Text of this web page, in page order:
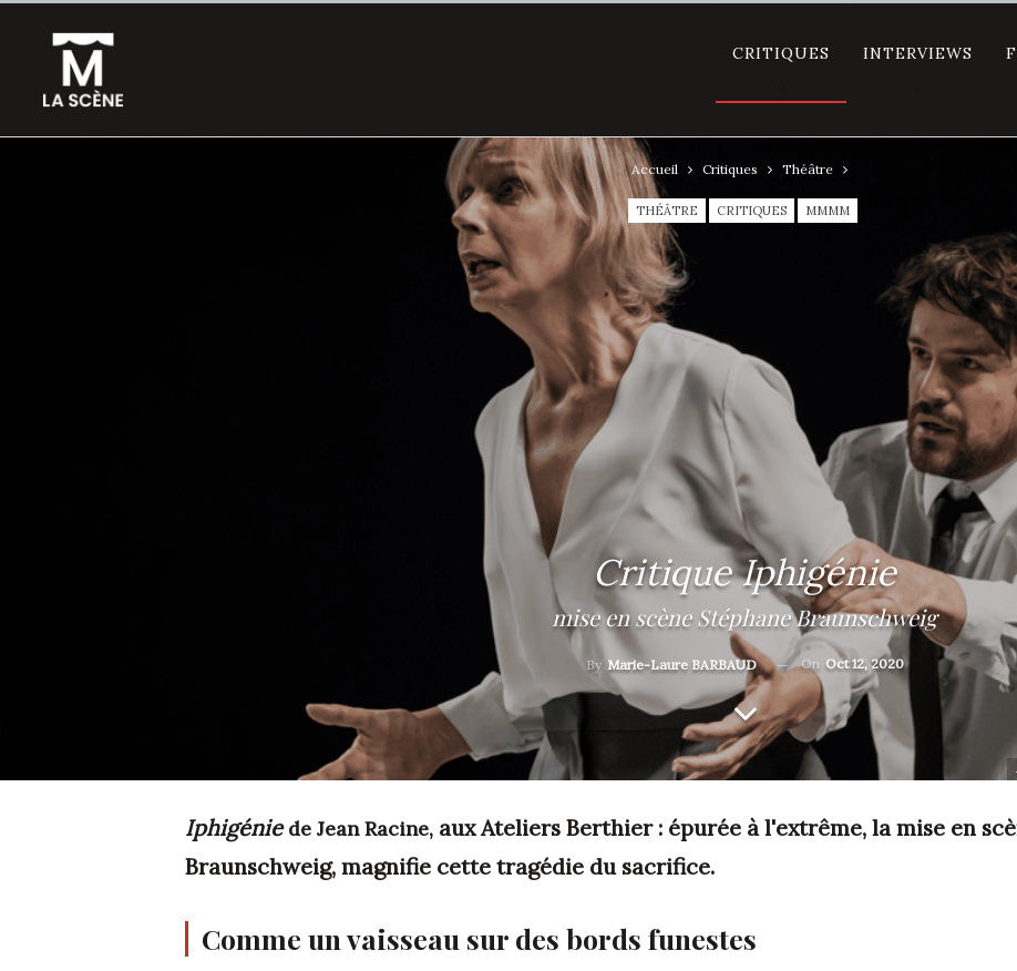
CRITIQUES INTERVIEWS
Accueil Critiques Théâtre
THÉÂTRE CRITIQUES MMMM
Critique Iphigénie
mise en scène Stéphane Braunschweig
By Marie-Laure BARBAUD On Oct 12, 2020
Iphigéniede Jean Racine, aux Ateliers Berthier : épurée à l'extrême, la mise en
Braunschweig, magnifie cette tragédie du sacrifice.
Comme un vaisseau sur des bords funestes